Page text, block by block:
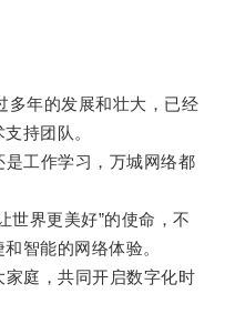
年的发展和壮大，已经
持团队。
工作学习，万城网络都
界更美好”的使命，不
智能的网络体验。
庭，共同开启数字化时